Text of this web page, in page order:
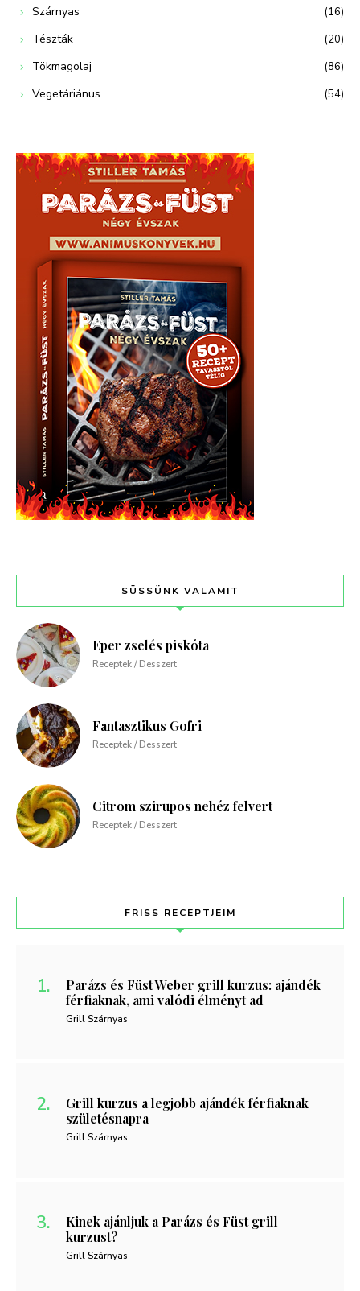
Szárnyas (16)
Tészták (20)
Tökmagolaj (86)
Vegetáriánus (54)
SÜSSÜNK VALAMIT
Eper zselés piskóta
Receptek / Desszert
Fantasztikus Gofri
Receptek / Desszert
Citrom szirupos nehéz felvert
Receptek / Desszert
FRISS RECEPTJEIM
Parázs és Füst Weber grill kurzus: ajándék
férfiaknak, ami valódi élményt ad
Grill Szárnyas
Grill kurzus a legjobb ajándék férfiaknak
születésnapra
Grill Szárnyas
Kinek ajánljuk a Parázs és Füst grill
kurzust?
Grill Szárnyas